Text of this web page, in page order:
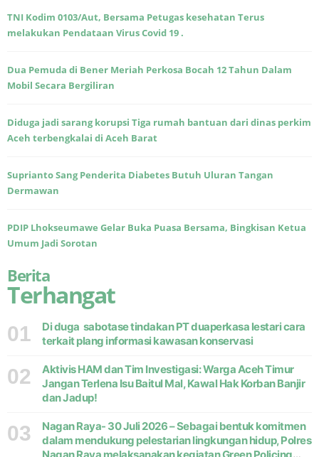
TNI Kodim 0103/Aut, Bersama Petugas kesehatan Terus
melakukan Pendataan Virus Covid 19 .
Dua Pemuda di Bener Meriah Perkosa Bocah 12 Tahun Dalam
Mobil Secara Bergiliran
Diduga jadi sarang korupsi Tiga rumah bantuan dari dinas perkim
Aceh terbengkalai di Aceh Barat
Suprianto Sang Penderita Diabetes Butuh Uluran Tangan
Dermawan
PDIP Lhokseumawe Gelar Buka Puasa Bersama, Bingkisan Ketua
Umum Jadi Sorotan
Berita
Terhangat
01
Di duga sabotase tindakan PT duaperkasa lestari cara
terkait plang informasi kawasan konservasi
02
Aktivis HAM dan Tim Investigasi: Warga Aceh Timur
Jangan Terlena Isu Baitul Mal, Kawal Hak Korban Banjir
dan Jadup!
03
Nagan Raya- 30 Juli 2026 – Sebagai bentuk komitmen
dalam mendukung pelestarian lingkungan hidup, Polres